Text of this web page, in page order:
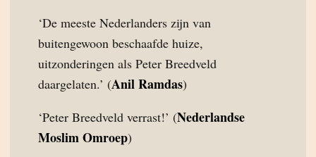
‘De meeste Nederlanders zijn van
buitengewoon beschaafde huize,
uitzonderingen als Peter Breedveld
daargelaten.’ (Anil Ramdas)
‘Peter Breedveld verrast!’ (Nederlandse
Moslim Omroep)